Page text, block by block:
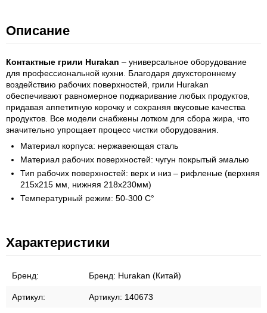
Описание
Контактные грили Hurakan – универсальное оборудование
для профессиональной кухни. Благодаря двухстороннему
воздействию рабочих поверхностей, грили Hurakan
обеспечивают равномерное поджаривание любых продуктов,
придавая аппетитную корочку и сохраняя вкусовые качества
продуктов. Все модели снабжены лотком для сбора жира, что
значительно упрощает процесс чистки оборудования.
Материал корпуса: нержавеющая сталь
Материал рабочих поверхностей: чугун покрытый эмалью
Тип рабочих поверхностей: верх и низ – рифленые (верхняя
215х215 мм, нижняя 218х230мм)
Температурный режим: 50-300 С°
Характеристики
Бренд: Бренд: Hurakan (Китай)
Артикул: Артикул: 140673